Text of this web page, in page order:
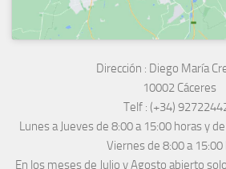
Dirección : Diego María
10002 Cáceres
Telf : (+34)
Lunes a Jueves de 8:00 a 15:00 horas y de
Viernes de 8:00 a 15:00
En los meses de Julio y Agosto abierto